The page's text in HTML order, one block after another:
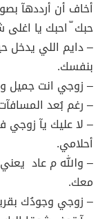
أخاف أن أرددهآ
حبك ّ احبك يا
– دايم اللي يدخل
بنفسك.
– زوجي انت جميل
– رغم بُعد
– لا عليك يآ
أحلامي.
– والله م عاد
معك.
– زوجي وجودُك